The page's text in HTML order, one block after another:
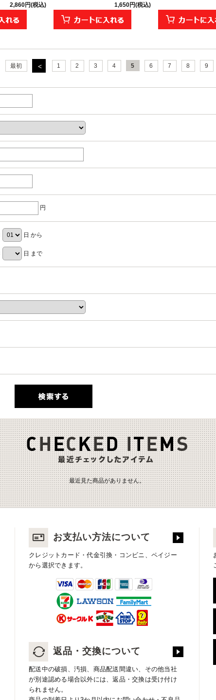
2,860円(税込) 1,650円(税込)
最初 1 2 3 4 5 6 7 8 9
円
日 から
日 まで
最近見た商品がありません。
お支払い方法について
クレジットカード・代金引換・コンビニ、ペイジー
から選択できます。
返品・交換について
配送中の破損、汚損、商品配送間違い、その他当社
が別途認める場合以外には、返品・交換は受け付け
られません。